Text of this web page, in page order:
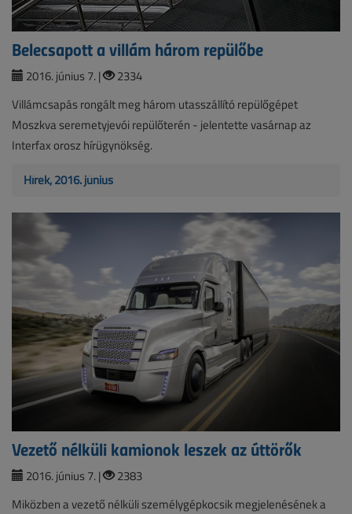
Belecsapott a villám három repülőbe
2016. június 7. |
2334
Villámcsapás rongált meg három utasszállító repülőgépet
Moszkva seremetyjevói repülőterén - jelentette vasárnap az
Interfax orosz hírügynökség.
Hírek, 2016. június
Vezető nélküli kamionok leszek az úttörők
2016. június 7. |
2383
Miközben a vezető nélküli személygépkocsik megjelenésének a